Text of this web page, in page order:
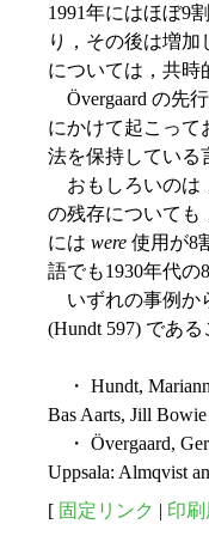
1991年にはほぼ9
り，その後は増加
については，共時
Övergaard の先
にかけて起こって
法を保持している
おもしろいのは
の残存についても
には were 使用が8
語でも1930年代の
いずれの事例か
(Hundt 597) である
・ Hundt,
Bas Aarts, Jill
・ Övergaard,
Uppsala: Almqvist
[ 固定リンク | 印